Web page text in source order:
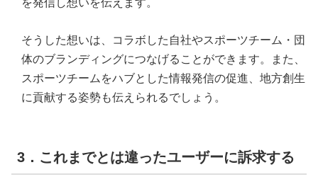
を発信し想いを伝えます。
そうした想いは、コラボした自社やスポーツチーム・団
体のブランディングにつなげることができます。また、
スポーツチームをハブとした情報発信の促進、地方創生
に貢献する姿勢も伝えられるでしょう。
3．これまでとは違ったユーザーに訴求する